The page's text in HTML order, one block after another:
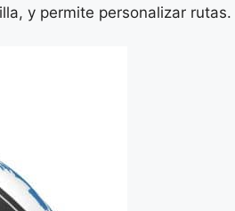
y permite personalizar rutas.